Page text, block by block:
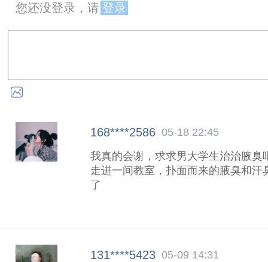
您还没登录，请 登录
168****2586 05-18 22:45
我真的会谢，求求男大学生治治腋臭
走进一间教室，扑面而来的腋臭和汗
了
131****5423 05-09 14:31